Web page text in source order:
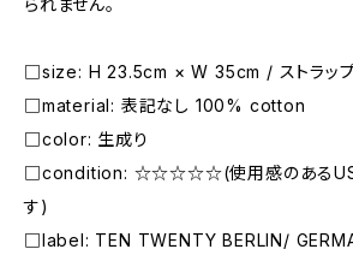
られません。
□size: H 23.5cm × W 35cm / ストラッ
□material: 表記なし 100% cotton
□color: 生成り
□condition: ☆☆☆☆☆(使用感のある
す)
□label: TEN TWENTY BERLIN/